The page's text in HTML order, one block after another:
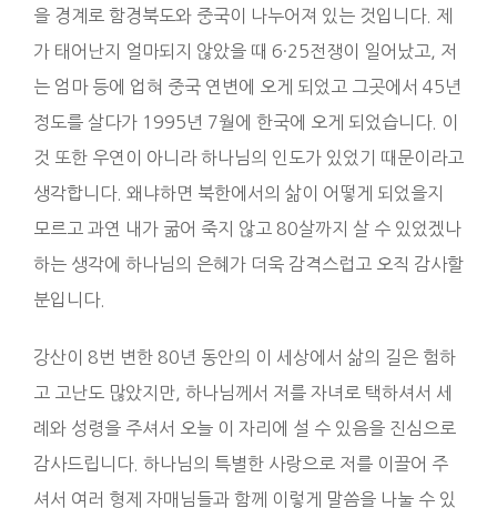
을 경계로 함경북도와 중국이 나누어져 있는 것입니다. 제
가 태어난지 얼마되지 않았을 때 6·25전쟁이 일어났고, 저
는 엄마 등에 업혀 중국 연변에 오게 되었고 그곳에서 45년
정도를 살다가 1995년 7월에 한국에 오게 되었습니다. 이
것 또한 우연이 아니라 하나님의 인도가 있었기 때문이라고
생각합니다. 왜냐하면 북한에서의 삶이 어떻게 되었을지
모르고 과연 내가 굶어 죽지 않고 80살까지 살 수 있었겠나
하는 생각에 하나님의 은혜가 더욱 감격스럽고 오직 감사할
분입니다.
강산이 8번 변한 80년 동안의 이 세상에서 삶의 길은 험하
고 고난도 많았지만, 하나님께서 저를 자녀로 택하셔서 세
례와 성령을 주셔서 오늘 이 자리에 설 수 있음을 진심으로
감사드립니다. 하나님의 특별한 사랑으로 저를 이끌어 주
셔서 여러 형제 자매님들과 함께 이렇게 말씀을 나눌 수 있